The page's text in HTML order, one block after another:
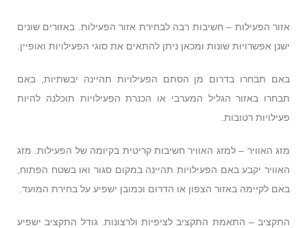
אזור הפעילות – חשיבות רבה לבחירת אזור הפעילות. באזורים שונים
ישנן אפשרויות שונות ומכאן ניתן להתאים את סוגי הפעילויות ואופיין.
באם תבחרו בדרום מן הסתם הפעילויות תהיינה יבשתיות, באם
תבחרו באזור הגליל המערבי או הכנרת הפעילויות תוכלנה להיות
פעילויות רטובות.
מזג האוויר – למזג האוויר חשיבות קריטית בקיומה של הפעילות. מזג
האוויר יקבע באם הפעילויות תהיינה במקום סגור ואו בשטח הפתוח,
באם לקיימה באזור הצפון או הדרום וכמובן ישפיע על בחירת המועד.
התקציב – התאמת התקציב לציפיות ולרצונות. גודל התקציב ישפיע